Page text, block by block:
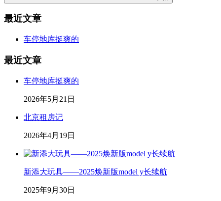
最近文章
车停地库挺爽的
最近文章
车停地库挺爽的
2026年5月21日
北京租房记
2026年4月19日
新添大玩具——2025焕新版model y长续航
2025年9月30日